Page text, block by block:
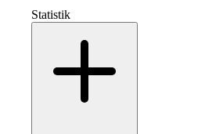
Statistik